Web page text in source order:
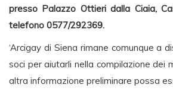
presso Palazzo Ottieri dalla Ciaia,
telefono 0577/292369.
‘Arcigay di Siena rimane comunque a
soci per aiutarli nella compilazione dei
altra informazione preliminare possa